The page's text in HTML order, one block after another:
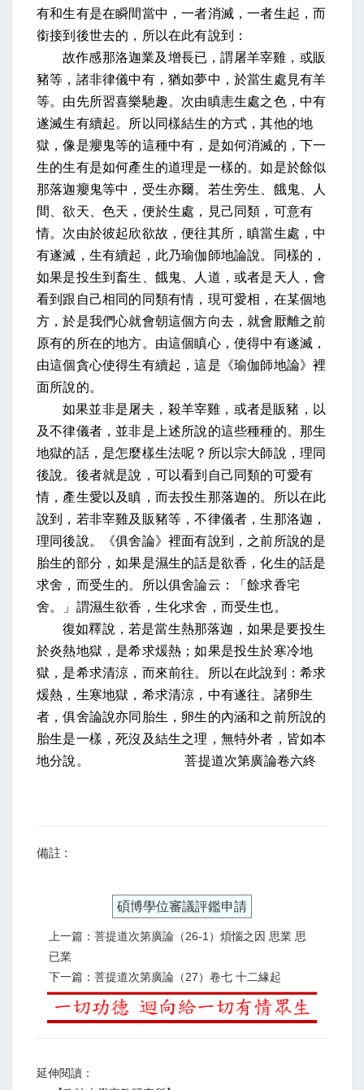
有和生有是在瞬間當中，一者消滅，一者生起，而
銜接到後世去的，所以在此有說到：
故作感那洛迦業及增長已，謂屠羊宰雞，或販
豬等，諸非律儀中有，猶如夢中，於當生處見有羊
等。由先所習喜樂馳趣。次由瞋恚生處之色，中有
遂滅生有續起。所以同樣結生的方式，其他的地
獄，像是癭鬼等的這種中有，是如何消滅的，下一
生的生有是如何產生的道理是一樣的。如是於餘似
那落迦癭鬼等中，受生亦爾。若生旁生、餓鬼、人
間、欲天、色天，便於生處，見己同類，可意有
情。次由於彼起欣欲故，便往其所，瞋當生處，中
有遂滅，生有續起，此乃瑜伽師地論說。同樣的，
如果是投生到畜生、餓鬼、人道，或者是天人，會
看到跟自己相同的同類有情，現可愛相，在某個地
方，於是我們心就會朝這個方向去，就會厭離之前
原有的所在的地方。由這個瞋心，使得中有遂滅，
由這個貪心使得生有續起，這是《瑜伽師地論》裡
面所說的。
如果並非是屠夫，殺羊宰雞，或者是販豬，以
及不律儀者，並非是上述所說的這些種種的。那生
地獄的話，是怎麼樣生法呢？所以宗大師說，理同
後說。後者就是說，可以看到自己同類的可愛有
情，產生愛以及瞋，而去投生那落迦的。所以在此
說到，若非宰雞及販豬等，不律儀者，生那洛迦，
理同後說。《俱舍論》裡面有說到，之前所說的是
胎生的部分，如果是濕生的話是欲香，化生的話是
求舍，而受生的。所以俱舍論云：「餘求香宅
舍。」謂濕生欲香，生化求舍，而受生也。
復如釋說，若是當生熱那落迦，如果是要投生
於炎熱地獄，是希求煖熱；如果是投生於寒冷地
獄，是希求清涼，而來前往。所以在此說到：希求
煖熱，生寒地獄，希求清涼，中有遂往。諸卵生
者，俱舍論說亦同胎生，卵生的內涵和之前所說的
胎生是一樣，死沒及結生之理，無特外者，皆如本
地分說。
菩提道次第廣論卷六終
備註 :
碩博學位審議評鑑申請
上一篇：菩提道次第廣論（26-1）煩惱之因 思業 思
已業
下一篇：菩提道次第廣論（27）卷七 十二緣起
延伸閱讀：